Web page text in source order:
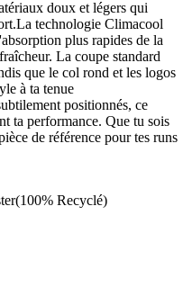
doux et légers qui
technologie Climacool
plus rapides de la
La coupe standard
que le col rond et les logos
à ta tenue
positionnés, ce
ta performance. Que tu sois
de référence pour tes runs
Recyclé)